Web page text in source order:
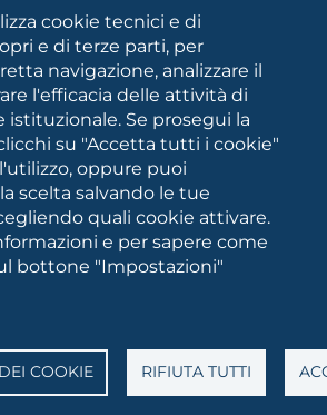
cookie tecnici e di
e di terze parti, per
navigazione, analizzare il
l'efficacia delle attività di
istituzionale. Se prosegui la
su "Accetta tutti i cookie"
oppure puoi
scelta salvando le tue
quali cookie attivare.
e per sapere come
bottone "Impostazioni"
COOKIE RIFIUTA TUTTI
visiva
SOCIAL
MEDIA
di Foggia • Via A.Gramsci 89/91 •